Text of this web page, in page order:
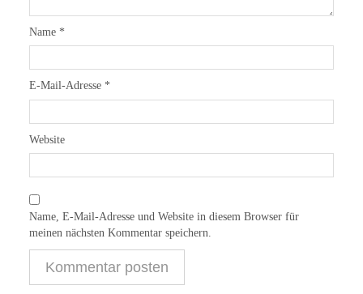
Name *
E-Mail-Adresse *
Website
Name, E-Mail-Adresse und Website in diesem Browser für
meinen nächsten Kommentar speichern.